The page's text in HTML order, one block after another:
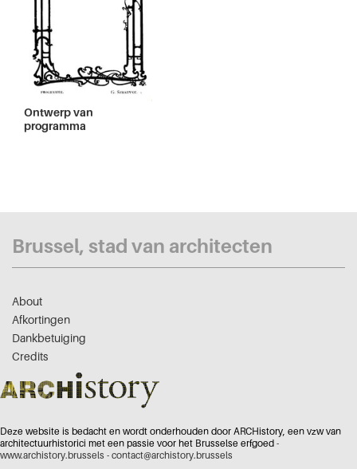
Ontwerp van
programma
Brussel, stad van architecten
About
Afkortingen
Dankbetuiging
Credits
Deze website is bedacht en wordt onderhouden door ARCHistory, een vzw van
architectuurhistorici met een passie voor het Brusselse erfgoed -
www.archistory.brussels - contact@archistory.brussels